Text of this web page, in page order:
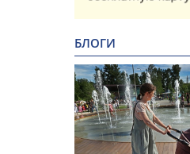
БЛОГИ